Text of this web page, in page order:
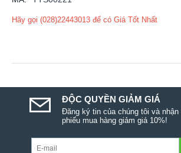
Hãy gọi (028)22443013 để có Giá Tốt Nhất
ĐỘC QUYỀN GIẢM GIÁ
Đăng ký tin của chúng tôi và
phiếu mua hàng giảm giá 10%!